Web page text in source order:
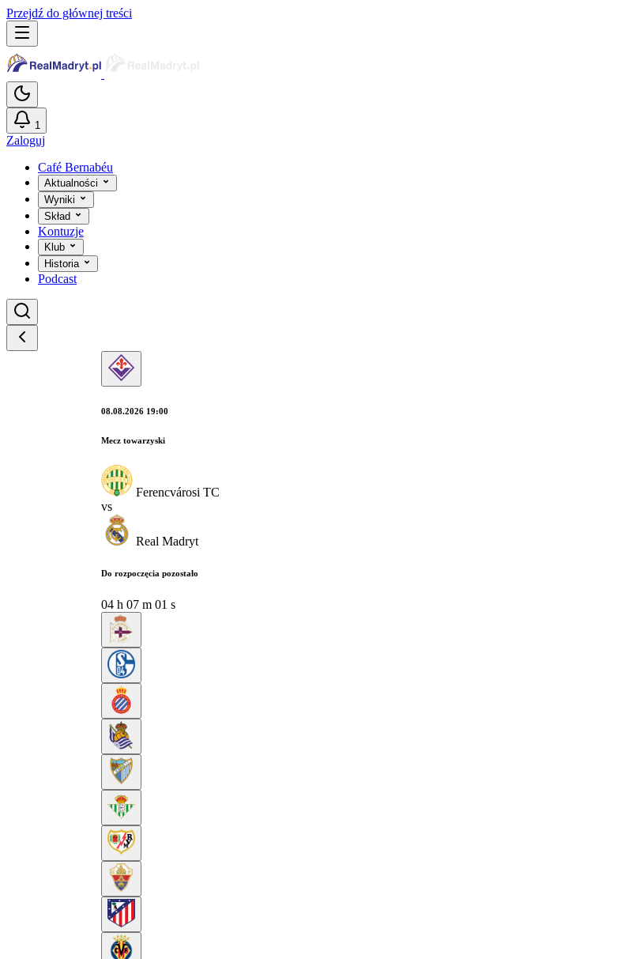
Przejdź do głównej treści
1
Zaloguj
Café Bernabéu
Aktualności
Wyniki
Skład
Kontuzje
Klub
Historia
Podcast
08.08.2026 19:00
Mecz towarzyski
Ferencvárosi TC
vs
Real Madryt
Do rozpoczęcia pozostało
04 h 07 m 00 s